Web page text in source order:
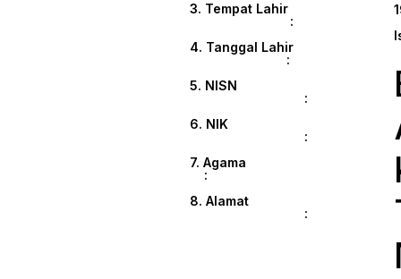
3. Tempat Lahir
:
4. Tanggal Lahir
:
5. NISN
:
6. NIK
:
7. Agama
:
8. Alamat
: